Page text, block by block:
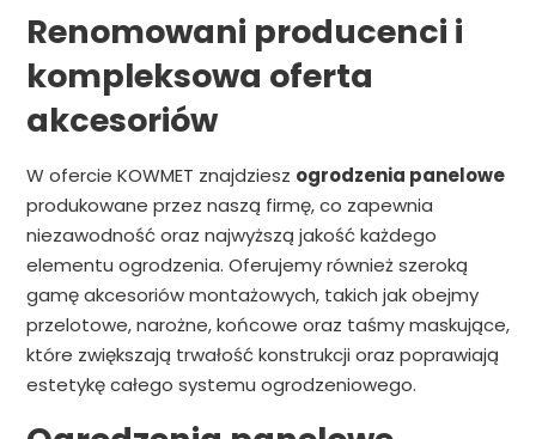
Renomowani producenci i
kompleksowa oferta
akcesoriów
W ofercie KOWMET znajdziesz ogrodzenia panelowe
produkowane przez naszą firmę, co zapewnia
niezawodność oraz najwyższą jakość każdego
elementu ogrodzenia. Oferujemy również szeroką
gamę akcesoriów montażowych, takich jak obejmy
przelotowe, narożne, końcowe oraz taśmy maskujące,
które zwiększają trwałość konstrukcji oraz poprawiają
estetykę całego systemu ogrodzeniowego.